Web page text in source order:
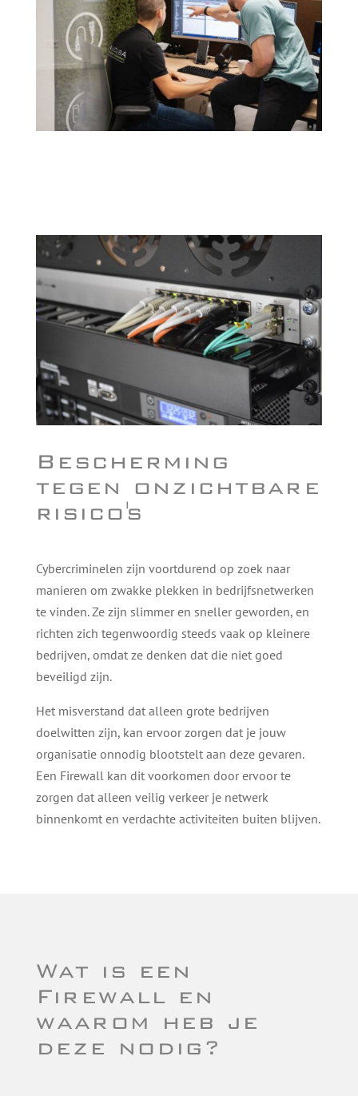
Bescherming
tegen onzichtbare
risico's
Cybercriminelen zijn voortdurend op zoek naar
manieren om zwakke plekken in bedrijfsnetwerken
te vinden. Ze zijn slimmer en sneller geworden, en
richten zich tegenwoordig steeds vaak op kleinere
bedrijven, omdat ze denken dat die niet goed
beveiligd zijn.
Het misverstand dat alleen grote bedrijven
doelwitten zijn, kan ervoor zorgen dat je jouw
organisatie onnodig blootstelt aan deze gevaren.
Een Firewall kan dit voorkomen door ervoor te
zorgen dat alleen veilig verkeer je netwerk
binnenkomt en verdachte activiteiten buiten blijven.
Wat is een
Firewall en
waarom heb je
deze nodig?